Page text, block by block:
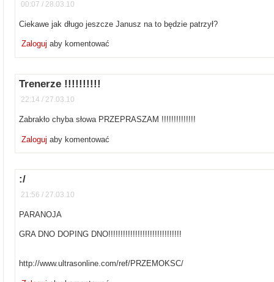
00:07 / 28.03.10
Ciekawe jak długo jeszcze Janusz na to będzie patrzył?
Zalogujaby komentować
Trenerze !!!!!!!!!!
22:14 / 27.03.10
Zabrakło chyba słowa PRZEPRASZAM !!!!!!!!!!!!!!
Zalogujaby komentować
:/
21:56 / 27.03.10
PARANOJA
GRA DNO DOPING DNO!!!!!!!!!!!!!!!!!!!!!!!!!!!!!!
http://www.ultrasonline.com/ref/PRZEMOKSC/